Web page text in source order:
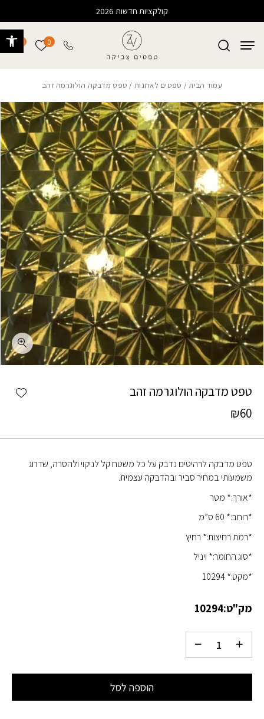
קולקציות חדשות 2026
0 הרשימה
עמוד הבית/ טפטים לארונות / טפט מדבקה הולוגרמה זהב
טפט מדבקה הולוגרמה זהב
₪60
טפט מדבקה לרהיטים נדבק על כל משטח קל לניקוי ולהסרה, שדרוג
משמעותי במחיר סביר ובהדבקה עצמית.
*אורך:* מטר
*רוחב:* 60 ס”מ
*רמת רחיצות:* רחיץ
*סוג החומר:* ויניל
*מקט:* 10294
מק"ט:10294
הוספה לסל